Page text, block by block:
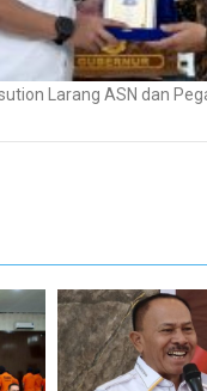
Larang ASN dan